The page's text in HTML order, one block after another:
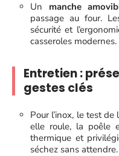
Un manche
passage au four.
sécurité et
casseroles modernes.
Entretien :
gestes clés
Pour l’inox, le test de
elle roule, la poêle
thermique et
séchez sans attendre.